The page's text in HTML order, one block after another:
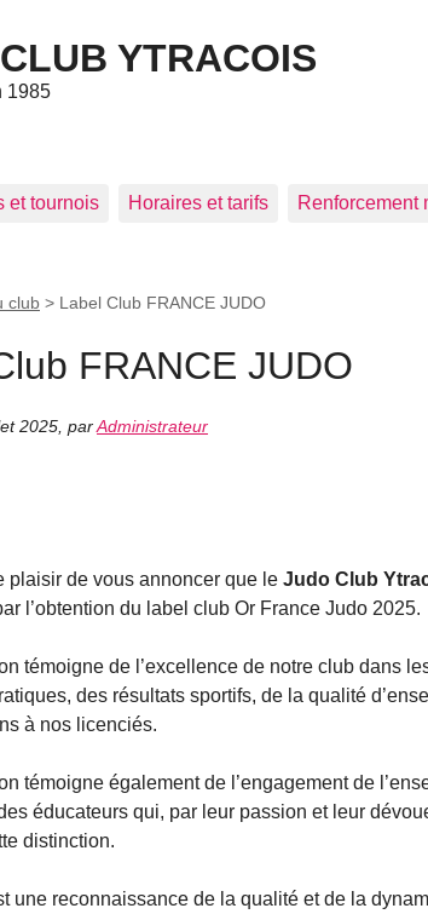
YTRACOIS
1985
et tournois Horaires et tarifs Renforcement
club > Label Club FRANCE JUDO
FRANCE JUDO
2025 parAdministrateur
plaisir de vous annoncer que le Judo Club
l’obtention du label club Or France Judo 2025.
témoigne de l’excellence de notre club dans
des résultats sportifs, de la qualité
à nos licenciés.
témoigne également de l’engagement de
éducateurs qui, par leur passion et leur
distinction.
une reconnaissance de la qualité et de la